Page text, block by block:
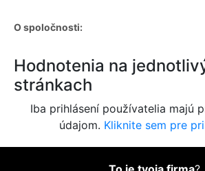
O spoločnosti:
Hodnotenia na
stránkach
Iba prihlásení používatelia majú
údajom. Kliknite sem pre